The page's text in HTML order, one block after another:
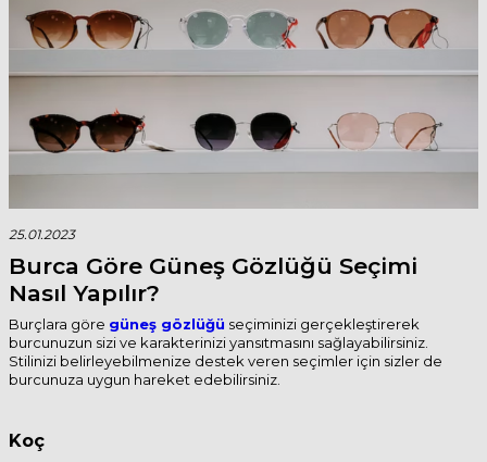
25.01.2023
Burca Göre Güneş Gözlüğü Seçimi
Nasıl Yapılır?
Burçlara göre güneş gözlüğü seçiminizi gerçekleştirerek
burcunuzun sizi ve karakterinizi yansıtmasını sağlayabilirsiniz.
Stilinizi belirleyebilmenize destek veren seçimler için sizler de
burcunuza uygun hareket edebilirsiniz.
Koç